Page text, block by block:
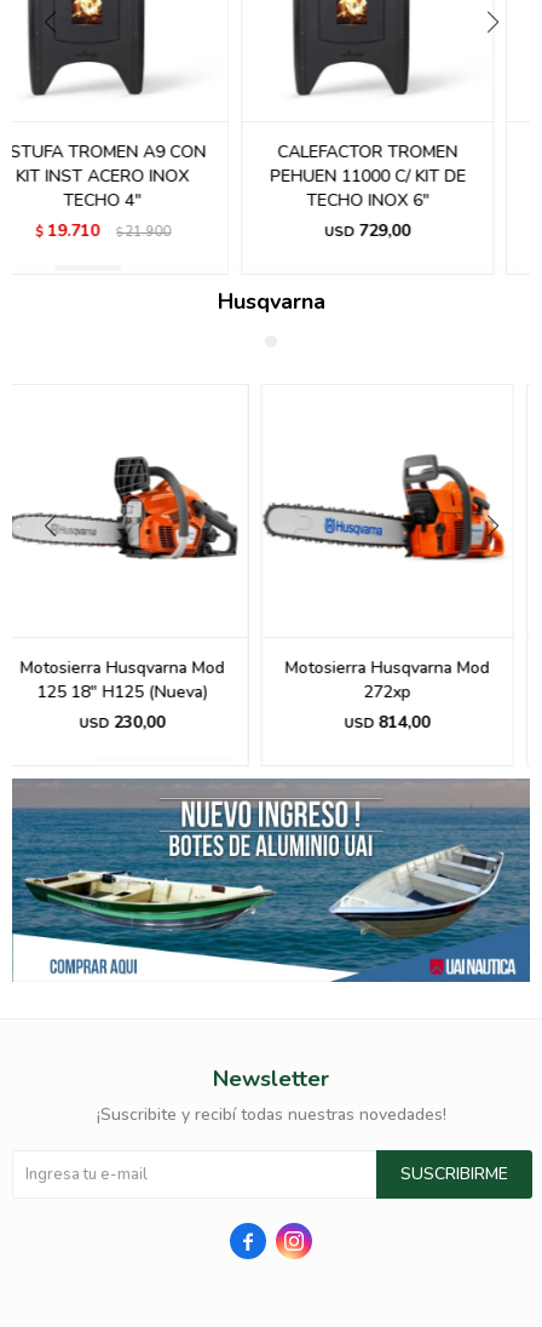
CALEFACTOR TROMEN
PEHUEN 11000 C/ KIT DE
TECHO INOX 6"
USD 729,00
CALEFACTOR TROMEN
PEHUEN P15
USD 879,00
Husqvarna
Motosierra Husqvarna Mod
272xp
USD 814,00
Motosierra Husqvarna 135
Mark Ii H135.-
USD 334,75
Newsletter
¡Suscribite y recibí todas nuestras novedades!
SUSCRIBIRME
 